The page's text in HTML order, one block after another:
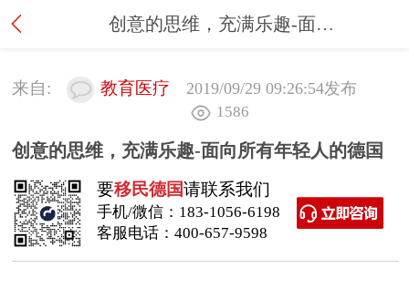
创意的思维，充满乐趣-面向所有年轻人的德国
来自: 教育医疗 2019/09/29 09:26:54发布
1586
创意的思维，充满乐趣-面向所有年轻人的德国
要移民德国请联系我们
手机/微信： 183-1056-6198
客服电话： 400-657-9598